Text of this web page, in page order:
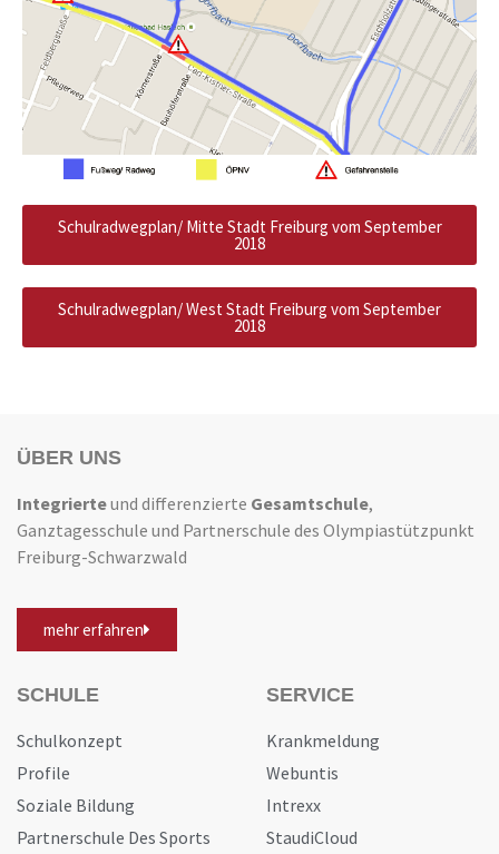
Schulradwegplan/ Mitte Stadt Freiburg vom September
2018
Schulradwegplan/ West Stadt Freiburg vom September
2018
ÜBER UNS
Integrierteund differenzierte Gesamtschule,
Ganztagesschule und Partnerschule des Olympiastützpunkt
Freiburg-Schwarzwald
mehr erfahren
SCHULE
Schulkonzept
Profile
Soziale Bildung
Partnerschule Des Sports
SERVICE
Krankmeldung
Webuntis
Intrexx
StaudiCloud